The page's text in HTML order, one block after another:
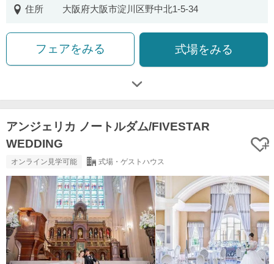
住所
大阪府大阪市淀川区野中北1-5-34
フェアをみる 式場をみる
アンジェリカ ノートルダム/FIVESTAR
WEDDING
オンライン見学可能 式場・ゲストハウス